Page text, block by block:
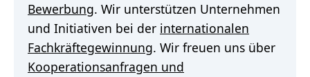
Bewerbung. Wir unterstützen Unternehmen
und Initiativen bei der internationalen
Fachkräftegewinnung. Wir freuen uns über
Kooperationsanfragen und